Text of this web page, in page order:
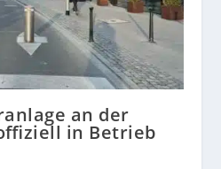
an der
in Betrieb